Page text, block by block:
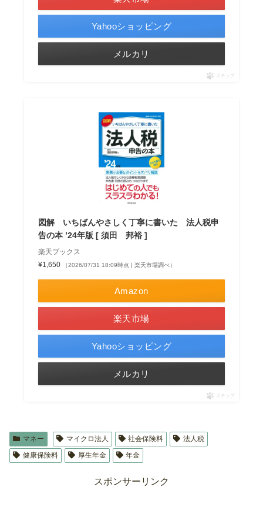
Yahooショッピング
メルカリ
ポチップ
図解 いちばんやさしく丁寧に書いた 法人税申
告の本 ’24年版 [ 須田 邦裕 ]
楽天ブックス
¥1,650
（2026/07/31 18:09時点 | 楽天市場調べ）
Amazon
楽天市場
Yahooショッピング
メルカリ
ポチップ
マネー マイクロ法人 社会保険料
法人税
健康保険料
厚生年金 年金
スポンサーリンク